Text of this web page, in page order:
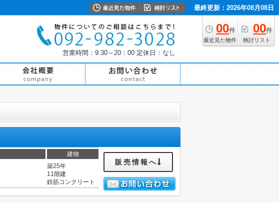
最終更新：2026年08月08日
00件
最近見た物件
00件
検討リスト
営業時間：9:30～20：00 定休日：なし
建物
築25年
11階建
鉄筋コンクリート
販売情報へ